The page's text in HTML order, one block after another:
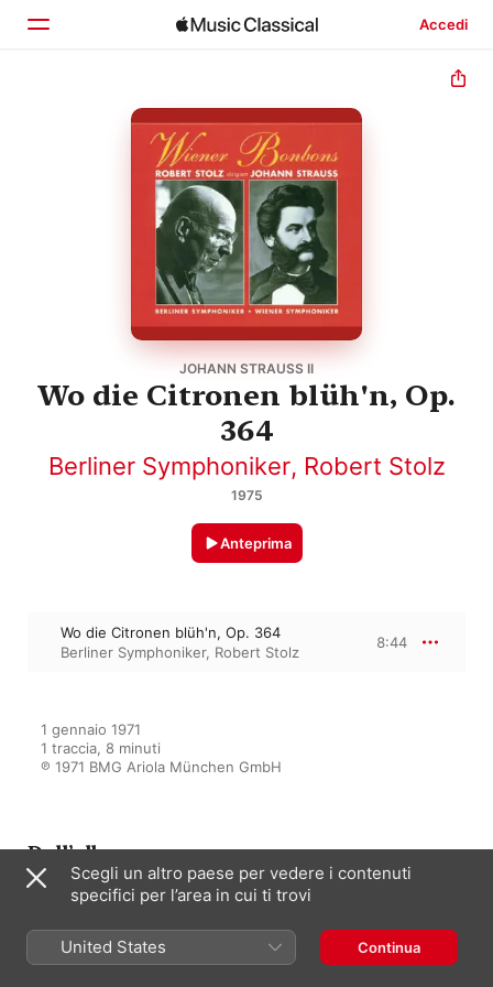
Accedi
JOHANN STRAUSS II
Wo die Citronen blüh'n, Op.
364
Berliner Symphoniker, Robert Stolz
1975
Anteprima
Wo die Citronen blüh'n, Op. 364
Berliner Symphoniker, Robert Stolz
8:44
1 gennaio 1971
1 traccia, 8 minuti
℗ 1971 BMG Ariola München GmbH
Dall’album
dirigiert Johann Strauss
Wiener Symphoniker,
Berliner
Scegli un altro paese per vedere i contenuti
specifici per l’area in cui ti trovi
United States Continua